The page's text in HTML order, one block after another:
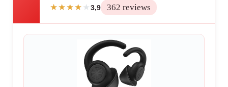
3,9 362 reviews